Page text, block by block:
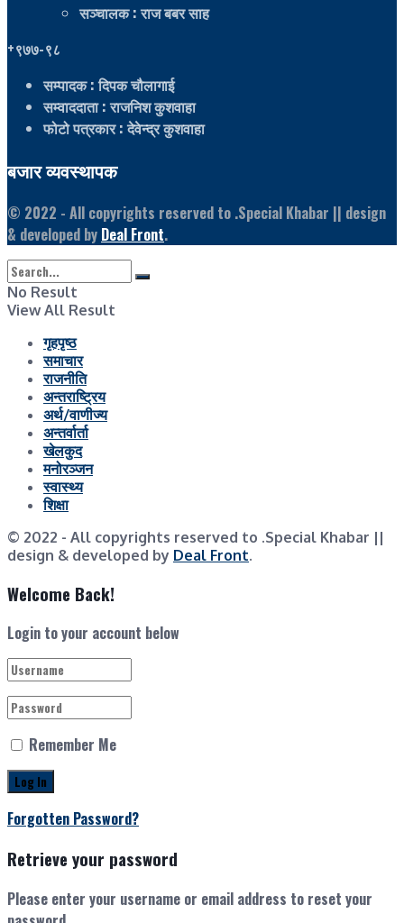
सञ्चालक: राज बबर साह
+९७७-९८
सम्पादक: दिपक चौलागाई
सम्वाददाता: राजनिश कुशवाहा
फोटो पत्रकार: देवेन्द्र कुशवाहा
बजार व्यवस्थापक
© 2022 - All copyrights reserved to .Special Khabar || design
& developed by Deal Front.
No Result
View All Result
गृहपृष्ठ
समाचार
राजनीति
अन्तराष्ट्रिय
अर्थ/वाणीज्य
अन्तर्वार्ता
खेलकुद
मनोरञ्जन
स्वास्थ्य
शिक्षा
© 2022 - All copyrights reserved to .Special Khabar ||
design & developed by Deal Front.
Welcome Back!
Login to your account below
Remember Me
Forgotten Password?
Retrieve your password
Please enter your username or email address to reset your